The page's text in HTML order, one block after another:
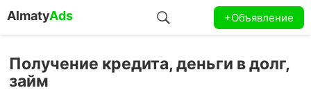
AlmatyAds +Объявление
Получение кредита, деньги в долг,
займ